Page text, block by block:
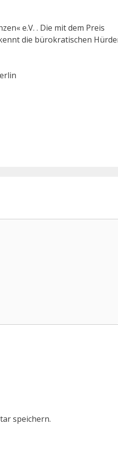
e.V. . Die mit dem Preis
die bürokratischen
speichern.